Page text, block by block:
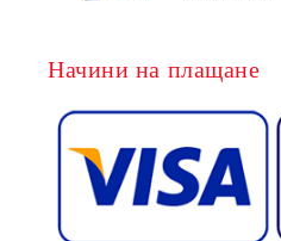
Начини на плащане